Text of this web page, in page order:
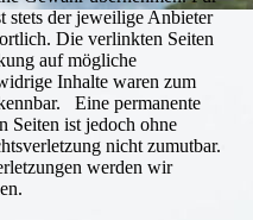
stets der jeweilige Anbieter
Die verlinkten Seiten
auf mögliche
Inhalte waren zum
Eine permanente
Seiten ist jedoch ohne
nicht zumutbar.
werden wir